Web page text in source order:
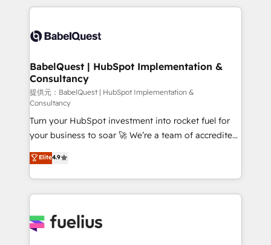
scalable retainers. Let’s make HubSpot your most
powerful growth engine. Built to convert, scale, and
and team training • CRM migration: Salesforce,
Custom API integrations & ERP systems inc. SAP and
super skilled members) • 150+ Clients for Sales Hub,
Marketing Hub, Service Hub, Data Hub and Website
(CMS) • ISO/IEC 27001:2022, ISO 9001:2015 and
now... ISO 42001: 2023 certified • Exclusive AI
'GuardHub' governance framework, based on ISO
42001 - helping you 'organise complexity' 𝗥𝗲𝗮𝗱𝘆
𝗳𝗼𝗿 𝘁𝗵𝗲 𝗻𝗲𝘅𝘁 𝘀𝘁𝗲𝗽? Click the 👈 '𝗖𝗼𝗻𝘁𝗮𝗰𝘁
𝗯𝘂𝘀𝗶𝗻𝗲𝘀𝘀' button to get in touch (𝘸𝘦'𝘳𝘦 𝘴𝘶𝘱𝘦𝘳
𝘳𝘦𝘴𝘱𝘰𝘯𝘴𝘪𝘷𝘦)
BabelQuest | HubSpot Implementation &
Consultancy
提供元：BabelQuest | HubSpot Implementation &
Consultancy
Turn your HubSpot investment into rocket fuel for
your business to soar 🚀 We’re a team of accredited
HubSpot experts ready to help you. We can
implement the platform into complex business
environments, optimise what you've got and make
sure you can actually use it, build your website in
for you and execute it on HubSpot. We are on the
Elite4.9